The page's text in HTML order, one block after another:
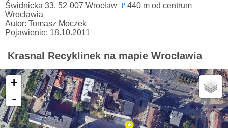
Świdnicka 33, 52-007 Wrocław 🚩440 m od centrum
Wrocławia
Autor: Tomasz Moczek
Pojawienie: 18.10.2011
Krasnal Recyklinek na mapie Wrocławia
+
-